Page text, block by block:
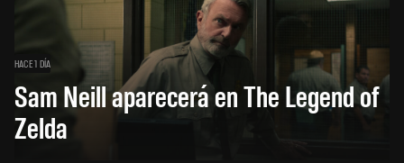
HACE 1 DÍA
Sam Neill aparecerá en The Legend of
Zelda